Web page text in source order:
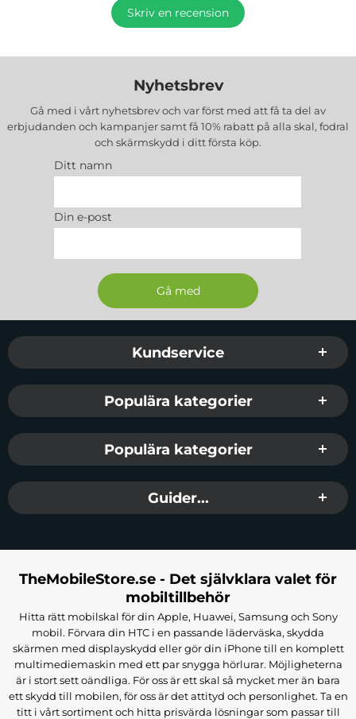
Skriv en recension
Nyhetsbrev
Gå med i vårt nyhetsbrev och var först med att få ta del av
erbjudanden och kampanjer samt få 10% rabatt på alla skal, fodral
och skärmskydd i ditt första köp.
Ditt namn
Din e-post
Sidfot Blandad info och länkar
Kundservice
Populära kategorier
Populära kategorier
Guider...
TheMobileStore.se - Det självklara valet för
mobiltillbehör
Hitta rätt mobilskal för din Apple, Huawei, Samsung och Sony
mobil. Förvara din HTC i en passande läderväska, skydda
skärmen med displayskydd eller gör din iPhone till en komplett
multimediemaskin med ett par snygga hörlurar. Möjligheterna
är i stort sett oändliga. För oss är ett skal så mycket mer än bara
ett skydd till mobilen, för oss är det attityd och personlighet. Ta en
titt i vårt sortiment och hitta prisvärda lösningar som passar till